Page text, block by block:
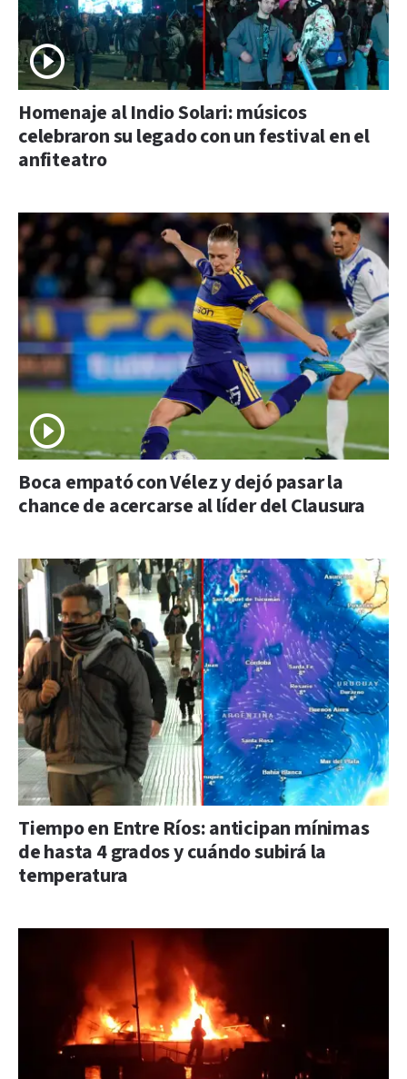
Homenaje al Indio Solari: músicos
celebraron su legado con un festival en el
anfiteatro
Boca empató con Vélez y dejó pasar la
chance de acercarse al líder del Clausura
Tiempo en Entre Ríos: anticipan mínimas
de hasta 4 grados y cuándo subirá la
temperatura